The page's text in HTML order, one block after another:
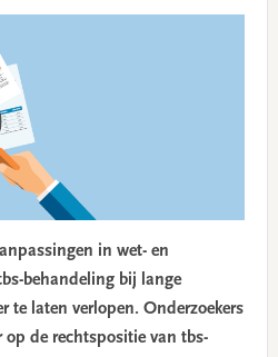
in wet- en
behandeling bij lange
te laten verlopen. Onderzoekers
de rechtspositie van tbs-